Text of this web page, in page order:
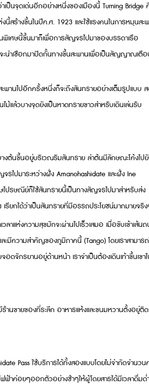
าเป็นจุดเด่นอีกอย่างหนึ่งของเมืองนี้ Turning Bridge
สร้างขึ้นในปีค.ศ. 1923 และใช้แรงคนในการหมุนสะ
เศษนี้ขึ้นมาก็เพื่อการสัญจรไปมาของบรรดาเรือ
นำเชือกมาปิดกั้นทางขึ้นสะพานเพื่อเป็นสัญญาณเตือ
พานไปอีกครั้งหนึ่งก็จะถึงสันทรายอย่างเต็มรูปแบบ
แล้วบางจุดยังเป็นหาดทรายขาวสำหรับเดินเล่นรับ
ต้นขึ้นอยู่บริเวณริมสันทราย ลำต้นมีลักษณะโค้งไป
รไปมาระหว่างฝั่ง Amanohashidate และฝั่ง Ine
ไปรษณีย์ก็ใช้สันทรายนี้เป็นทางสัญจรไปมาสำหรับส่ง
ยกได้ว่าเป็นสันทรายที่มีอรรถประโยชน์มากมายจริ
าแห่งความสุขมักจะผ่านไปเร็วเสมอ เมื่อขับเข้าเส้น
ะมีความสำคัญของภูมิภาคนี้ (Tango) โดยเราสามาร
ดจักรยานอยู่ด้านหน้า เราจำเป็นต้องเดินเท้าขึ้นเขา
ร้านขายของที่ระลึก อาหารแห้งและขนมหวานตั้งอยู่ติ
Pass ใช้บริการได้ทั้งสองแบบโดยไม่จำกัดจำนวน
ฟ้าค่อยๆออกตัวอย่างช้าๆให้ผู้โดยสารได้มีเวลาดื่มด่